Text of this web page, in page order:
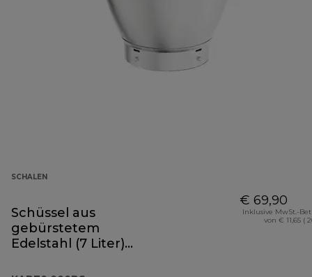
SCHALEN
Schüssel aus
gebürstetem
Edelstahl (7 Liter)
€ 69,90
Inklusive MwSt.-
von € 11,65 (